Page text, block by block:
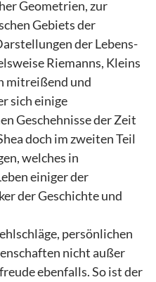
Geometrien, zur
Gebiets der
der Lebens-
Riemanns, Kleins
mitreißend und
sich einige
Geschehnisse der Zeit
doch im zweiten Teil
welches in
einiger der
der Geschichte und
persönlichen
nicht außer
ebenfalls. So ist der